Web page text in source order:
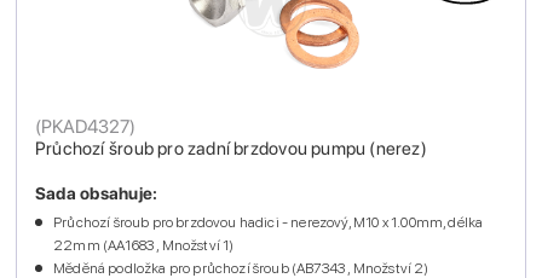
Průchozí šroub pro zadní brzdovou pumpu (nerez)
(PKAD4327)
Sada obsahuje:
Průchozí šroub pro brzdovou hadici - nerezový, M10 x 1.00mm, délka
22mm (AA1683 , Množství 1)
Měděná podložka pro průchozí šroub (AB7343 , Množství 2)